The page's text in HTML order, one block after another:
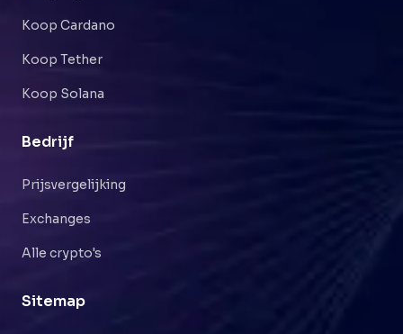
Koop Cardano
Koop Tether
Koop Solana
Bedrijf
Prijsvergelijking
Exchanges
Alle crypto's
Sitemap